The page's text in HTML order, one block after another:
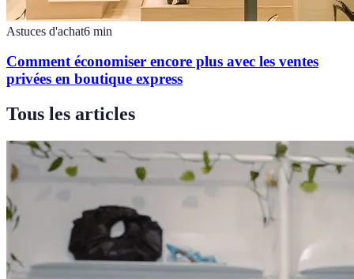
Astuces d'achat6 min
Comment économiser encore plus avec les ventes
privées en boutique express
Tous les articles